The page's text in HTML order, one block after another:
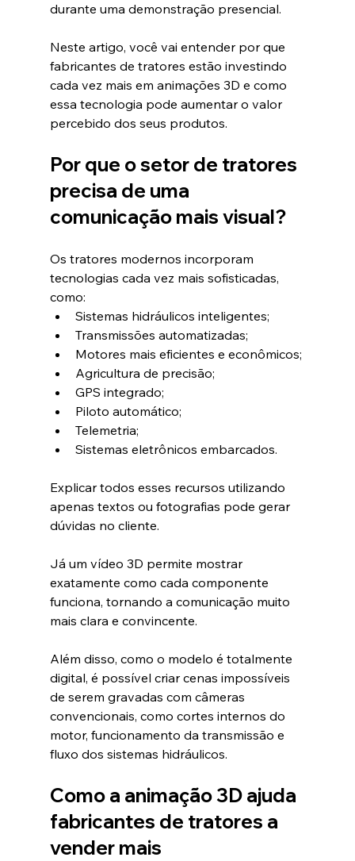
durante uma demonstração presencial.
Neste artigo, você vai entender por que
fabricantes de tratores estão investindo
cada vez mais em animações 3D e como
essa tecnologia pode aumentar o valor
percebido dos seus produtos.
Por que o setor de tratores
precisa de uma
comunicação mais visual?
Os tratores modernos incorporam
tecnologias cada vez mais sofisticadas,
como:
Sistemas hidráulicos inteligentes;
Transmissões automatizadas;
Motores mais eficientes e econômicos;
Agricultura de precisão;
GPS integrado;
Piloto automático;
Telemetria;
Sistemas eletrônicos embarcados.
Explicar todos esses recursos utilizando
apenas textos ou fotografias pode gerar
dúvidas no cliente.
Já um vídeo 3D permite mostrar
exatamente como cada componente
funciona, tornando a comunicação muito
mais clara e convincente.
Além disso, como o modelo é totalmente
digital, é possível criar cenas impossíveis
de serem gravadas com câmeras
convencionais, como cortes internos do
motor, funcionamento da transmissão e
fluxo dos sistemas hidráulicos.
Como a animação 3D ajuda
fabricantes de tratores a
vender mais